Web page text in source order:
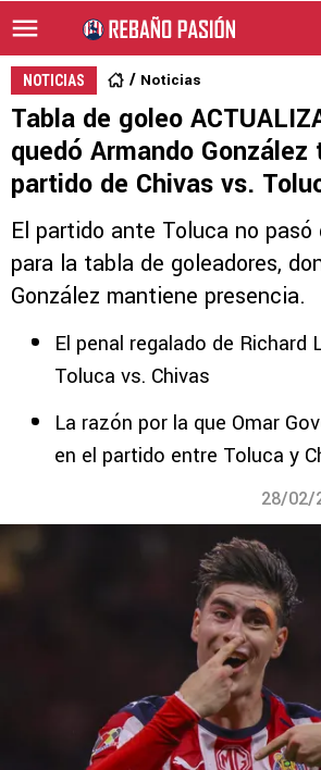
NOTICIAS Noticias
Tabla de goleo
quedó Armando González
partido de Chivas vs.
El partido ante Toluca no pasó
para la tabla de goleadores,
González mantiene presencia.
El penal regalado de Richard
Toluca vs. Chivas
La razón por la que Omar
en el partido entre Toluca y
28/02/